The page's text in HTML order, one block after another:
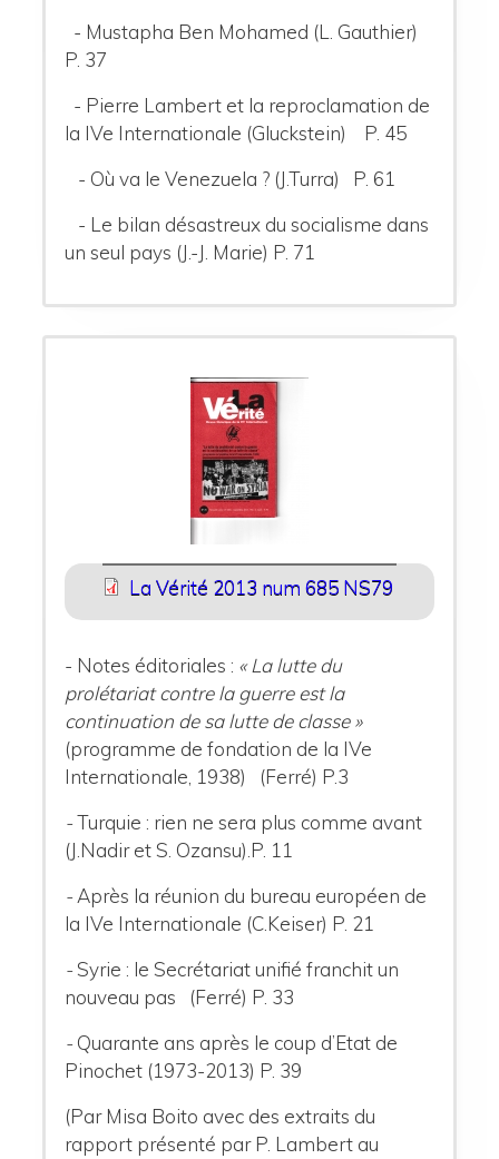
- Mustapha Ben Mohamed (L. Gauthier)
P. 37
- Pierre Lambert et la reproclamation de
la IVe Internationale (Gluckstein) P. 45
- Où va le Venezuela ? (J.Turra) P. 61
- Le bilan désastreux du socialisme dans
un seul pays (J.-J. Marie) P. 71
La Vérité 2013 num 685 NS79
- Notes éditoriales : « La lutte du
prolétariat contre la guerre est la
continuation de sa lutte de classe »
(programme de fondation de la IVe
Internationale, 1938) (Ferré) P.3
-Turquie : rien ne sera plus comme avant
(J.Nadir et S. Ozansu).P. 11
-Après la réunion du bureau européen de
la IVe Internationale (C.Keiser) P. 21
-Syrie : le Secrétariat unifié franchit un
nouveau pas (Ferré) P. 33
- Quarante ans après le coup d’Etat de
Pinochet (1973-2013) P. 39
(Par Misa Boito avec des extraits du
rapport présenté par P. Lambert au